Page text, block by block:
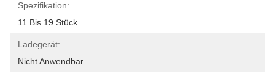
Spezifikation:
11 Bis 19 Stück
Ladegerät:
Nicht Anwendbar